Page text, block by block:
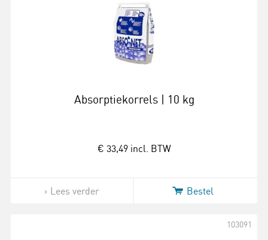
Absorptiekorrels | 10 kg
€ 33,49 incl. BTW
Lees verder Bestel
103091